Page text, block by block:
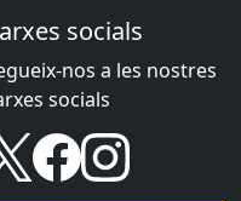
socials
nos a les nostres
socials